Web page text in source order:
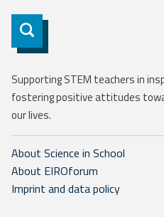
Subscribe
Supporting STEM teachers in
fostering positive attitudes
our lives.
About Science in School
About EIROforum
Imprint and data policy